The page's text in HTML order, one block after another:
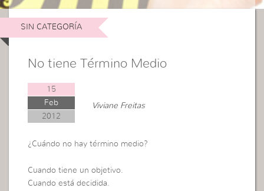
SIN CATEGORÍA
No tiene Término Medio
15
Feb
2012
Viviane Freitas
¿Cuándo no hay término medio?
Cuando tiene un objetivo.
Cuando está decidida.